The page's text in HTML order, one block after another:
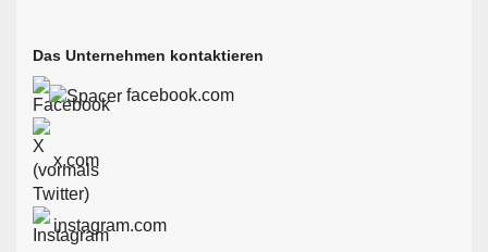
Das Unternehmen kontaktieren
facebook.com
x.com
instagram.com